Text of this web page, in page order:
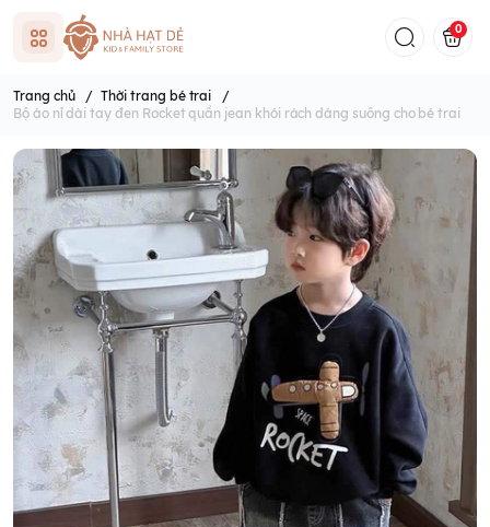
0
Trang chủ / Thời trang bé trai
/
Bộ áo nỉ dài tay đen Rocket quần jean khói rách dáng suông cho bé trai